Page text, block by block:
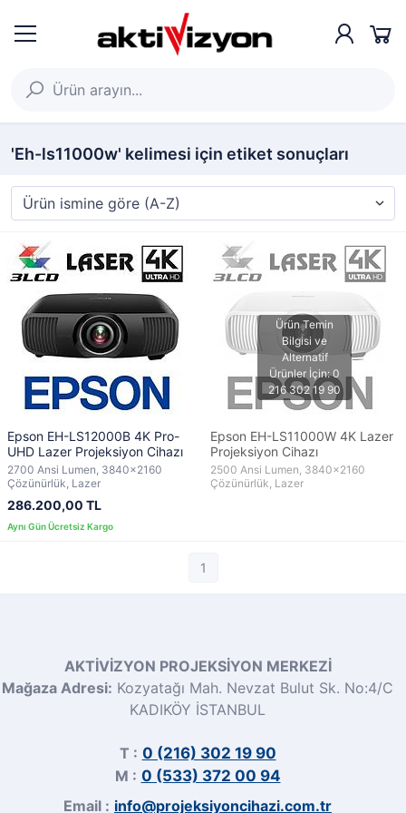
'Eh-ls11000w' kelimesi için etiket sonuçları
Epson EH-LS12000B 4K Pro-
UHD Lazer Projeksiyon Cihazı
2700 Ansi Lumen, 3840x2160
Çözünürlük, Lazer
286.200,00 TL
Epson EH-LS11000W 4K Lazer
Projeksiyon Cihazı
2500 Ansi Lumen, 3840x2160
Çözünürlük, Lazer
1
AKTİVİZYON PROJEKSİYON MERKEZİ
Mağaza Adresi: Kozyatağı Mah. Nevzat Bulut Sk. No:4/C
KADIKÖY İSTANBUL
T : 0 (216) 302 19 90
M : 0 (533) 372 00 94
Email : info@projeksiyoncihazi.com.tr